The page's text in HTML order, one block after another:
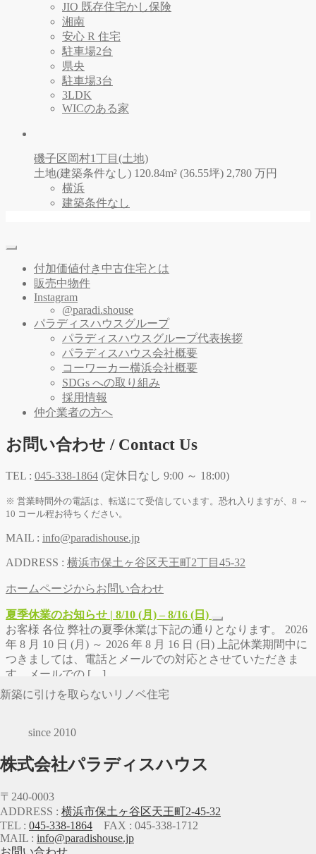
JIO 既存住宅かし保険
湘南
安心 R 住宅
駐車場2台
県央
駐車場3台
3LDK
WICのある家
磯子区岡村1丁目(土地)
土地(建築条件なし) 120.84m² (36.55坪) 2,780 万円
横浜
建築条件なし
新築に引けを取らないリノベ住宅
since 2010
株式会社パラディスハウス
〒240-0003
ADDRESS : 横浜市保土ヶ谷区天王町2-45-32
TEL : 045-338-1864 FAX : 045-338-1712
MAIL : info@paradishouse.jp
お問い合わせ
付加価値付き中古住宅とは
販売中物件
Instagram
@paradi.shouse
パラディスハウスグループ
パラディスハウスグループ代表挨拶
パラディスハウス会社概要
コーワーカー横浜会社概要
SDGs への取り組み
採用情報
仲介業者の方へ
お問い合わせ / Contact Us
TEL : 045-338-1864 (定休日なし 9:00 ～ 18:00)
※ 営業時間外の電話は、転送にて受信しています。恐れ入りますが、8 ～
10 コール程お待ちください。
MAIL : info@paradishouse.jp
ADDRESS : 横浜市保土ヶ谷区天王町2丁目45-32
ホームページからお問い合わせ
夏季休業のお知らせ | 8/10 (月) – 8/16 (日)
お客様 各位 弊社の夏季休業は下記の通りとなります。 2026
年 8 月 10 日 (月) ～ 2026 年 8 月 16 日 (日) 上記休業期間中に
つきましては、電話とメールでの対応とさせていただきま
す。メールでの […]